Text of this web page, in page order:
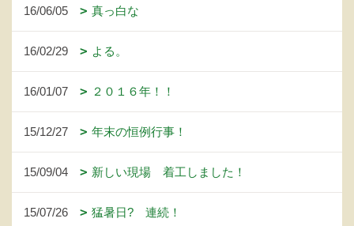
16/06/05 真っ白な
16/02/29 よる。
16/01/07 ２０１６年！！
15/12/27 年末の恒例行事！
15/09/04 新しい現場 着工しました！
15/07/26 猛暑日? 連続！